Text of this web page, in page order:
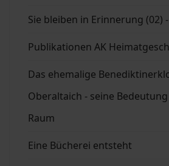
Sie bleiben in Erinnerung (02)
Publikationen AK
Das ehemalige
Oberaltaich - seine
Raum
Eine Bücherei entsteht